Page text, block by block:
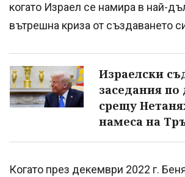
когато Израел се намира в най-
вътрешна криза от създаването
Израелски
заседания по
срещу
намеса на
Когато през декември 2022 г.